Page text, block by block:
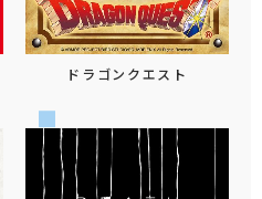
ドラゴンクエスト